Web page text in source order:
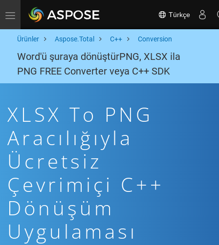
Toggle navigation Türkçe
Ürünler Aspose.Total C++ Conversion
Word'ü şuraya dönüştürPNG, XLSX ila
PNG FREE Converter veya C++ SDK
XLSX To PNG
Aracılığıyla
Ücretsiz
Çevrimiçi C++
Dönüşüm
Uygulaması